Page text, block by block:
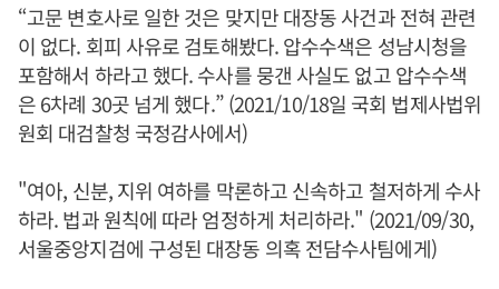
“고문 변호사로 일한 것은 맞지만 대장동 사건과 전혀 관련
이 없다. 회피 사유로 검토해봤다. 압수수색은 성남시청을
포함해서 하라고 했다. 수사를 뭉갠 사실도 없고 압수수색
은 6차례 30곳 넘게 했다.” (2021/10/18일 국회 법제사법위
원회 대검찰청 국정감사에서)
"여아, 신분, 지위 여하를 막론하고 신속하고 철저하게 수사
하라. 법과 원칙에 따라 엄정하게 처리하라." (2021/09/30,
서울중앙지검에 구성된 대장동 의혹 전담수사팀에게)